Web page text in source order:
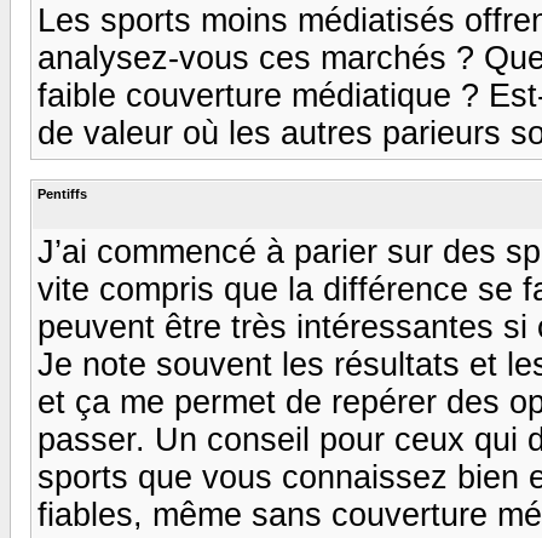
Les sports moins médiatisés
analysez-vous ces marchés ?
faible couverture médiatique ?
de valeur où les autres parieurs
Pentiffs
J’ai commencé à parier sur des
vite compris que la différence se
peuvent être très intéressantes
Je note souvent les résultats et
et ça me permet de repérer des
passer. Un conseil pour ceux qui
sports que vous connaissez bien
fiables, même sans couverture